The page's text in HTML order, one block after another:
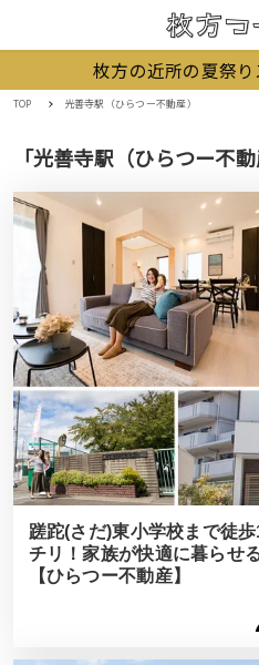
枚方の近所の夏祭
TOP 光善寺駅（ひらつー不動産）
「光善寺駅（ひらつー不
蹉跎(さだ)東小学校まで徒
チリ！家族が快適に暮らせ
【ひらつー不動産】